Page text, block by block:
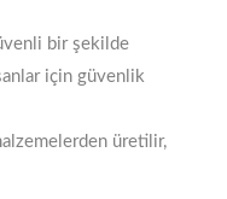
bir şekilde
için güvenlik
üretilir,